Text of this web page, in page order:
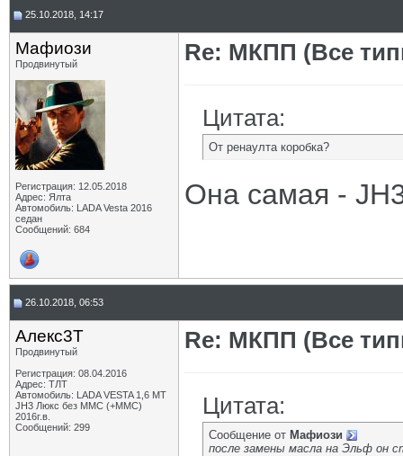
25.10.2018, 14:17
Мафиози
Продвинутый
Регистрация: 12.05.2018
Адрес: Ялта
Автомобиль: LADA Vesta 2016
седан
Сообщений: 684
Re: МКПП (Все
Цитата:
От ренаулта коробка?
Она самая -
26.10.2018, 06:53
Алекс3Т
Продвинутый
Регистрация: 08.04.2016
Адрес: ТЛТ
Автомобиль: LADA VESTA 1,6 MT
JH3 Люкс без ММС (+ММС)
2016г.в.
Сообщений: 299
Re: МКПП (Все
Цитата:
Сообщение от Мафиози
после замены масла на Эльф он